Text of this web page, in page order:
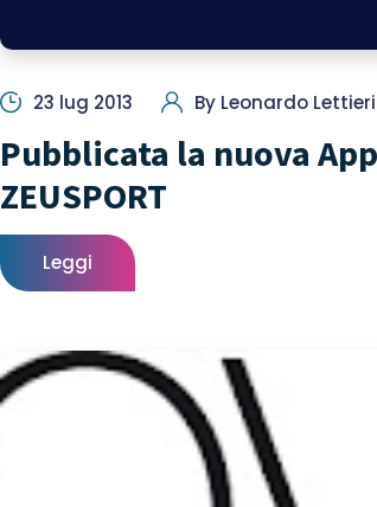
23 lug 2013 By Leonardo Lettieri
Pubblicata la nuova
ZEUSPORT
Leggi